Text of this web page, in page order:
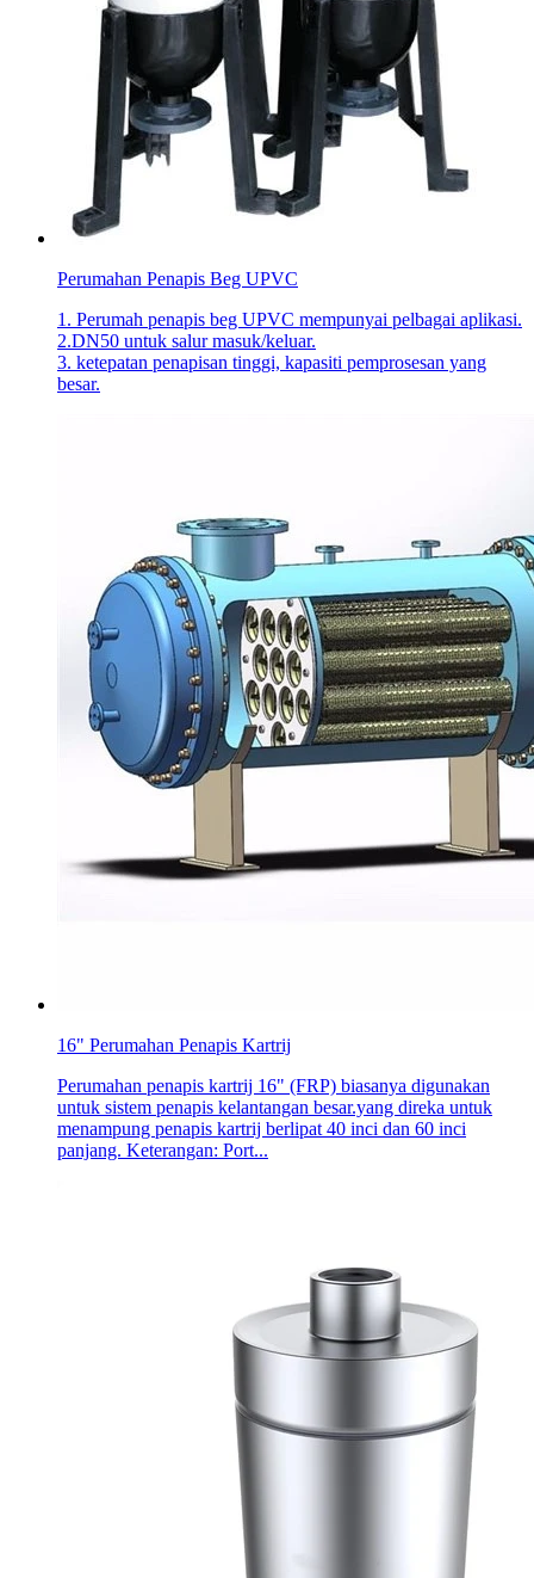
Perumahan Penapis Beg UPVC
1. Perumah penapis beg UPVC mempunyai pelbagai aplikasi.
2.DN50 untuk salur masuk/keluar.
3. ketepatan penapisan tinggi, kapasiti pemprosesan yang
besar.
16" Perumahan Penapis Kartrij
Perumahan penapis kartrij 16" (FRP) biasanya digunakan
untuk sistem penapis kelantangan besar.yang direka untuk
menampung penapis kartrij berlipat 40 inci dan 60 inci
panjang. Keterangan: Port...